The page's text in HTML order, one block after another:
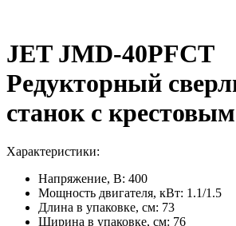
JET JMD-40PFCT
Редукторный
станок с
Характеристики:
Напряжение, В: 400
Мощность двигателя, кВт: 1.1/1.5
Длина в упаковке, см: 73
Ширина в упаковке, см: 76